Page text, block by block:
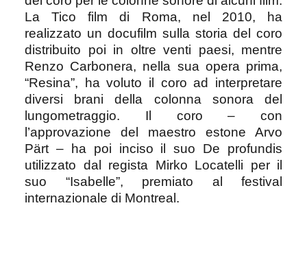
La Tico film di Roma, nel 2010, ha
realizzato un docufilm sulla storia del coro
distribuito poi in oltre venti paesi, mentre
Renzo Carbonera, nella sua opera prima,
“Resina”, ha voluto il coro ad interpretare
diversi brani della colonna sonora del
lungometraggio. Il coro – con
l’approvazione del maestro estone Arvo
Pärt – ha poi inciso il suo De profundis
utilizzato dal regista Mirko Locatelli per il
suo “Isabelle”, premiato al festival
internazionale di Montreal.